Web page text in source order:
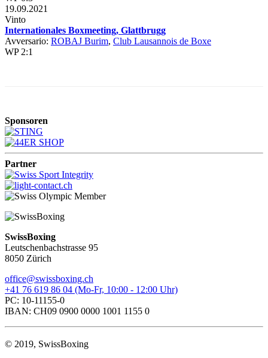
19.09.2021
Vinto
Internationales Boxmeeting, Glattbrugg
Avversario: ROBAJ Burim, Club Lausannois de Boxe
WP 2:1
Sponsoren
Partner
SwissBoxing
Leutschenbachstrasse 95
8050 Zürich
office@swissboxing.ch
+41 76 619 86 04 (Mo-Fr, 10:00 - 12:00 Uhr)
PC: 10-11155-0
IBAN: CH09 0900 0000 1001 1155 0
© 2019, SwissBoxing